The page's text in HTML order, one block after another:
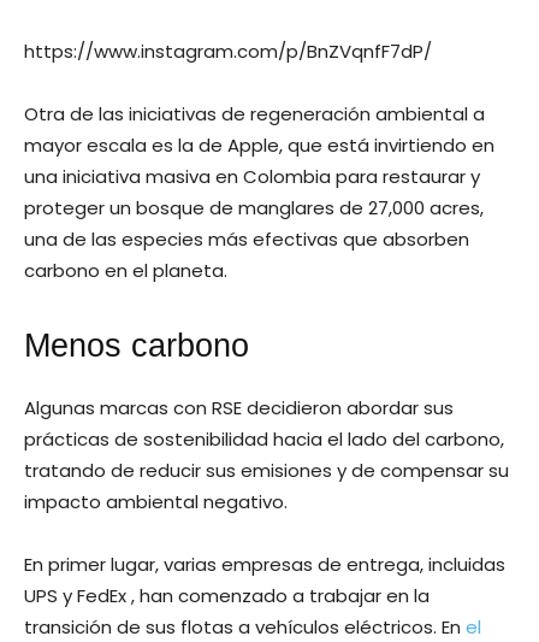
https://www.instagram.com/p/BnZVqnfF7dP/
Otra de las iniciativas de regeneración ambiental a
mayor escala es la de Apple, que está invirtiendo en
una iniciativa masiva en Colombia para restaurar y
proteger un bosque de manglares de 27,000 acres,
una de las especies más efectivas que absorben
carbono en el planeta.
Menos carbono
Algunas marcas con RSE decidieron abordar sus
prácticas de sostenibilidad hacia el lado del carbono,
tratando de reducir sus emisiones y de compensar su
impacto ambiental negativo.
En primer lugar, varias empresas de entrega, incluidas
UPS y FedEx , han comenzado a trabajar en la
transición de sus flotas a vehículos eléctricos. En el